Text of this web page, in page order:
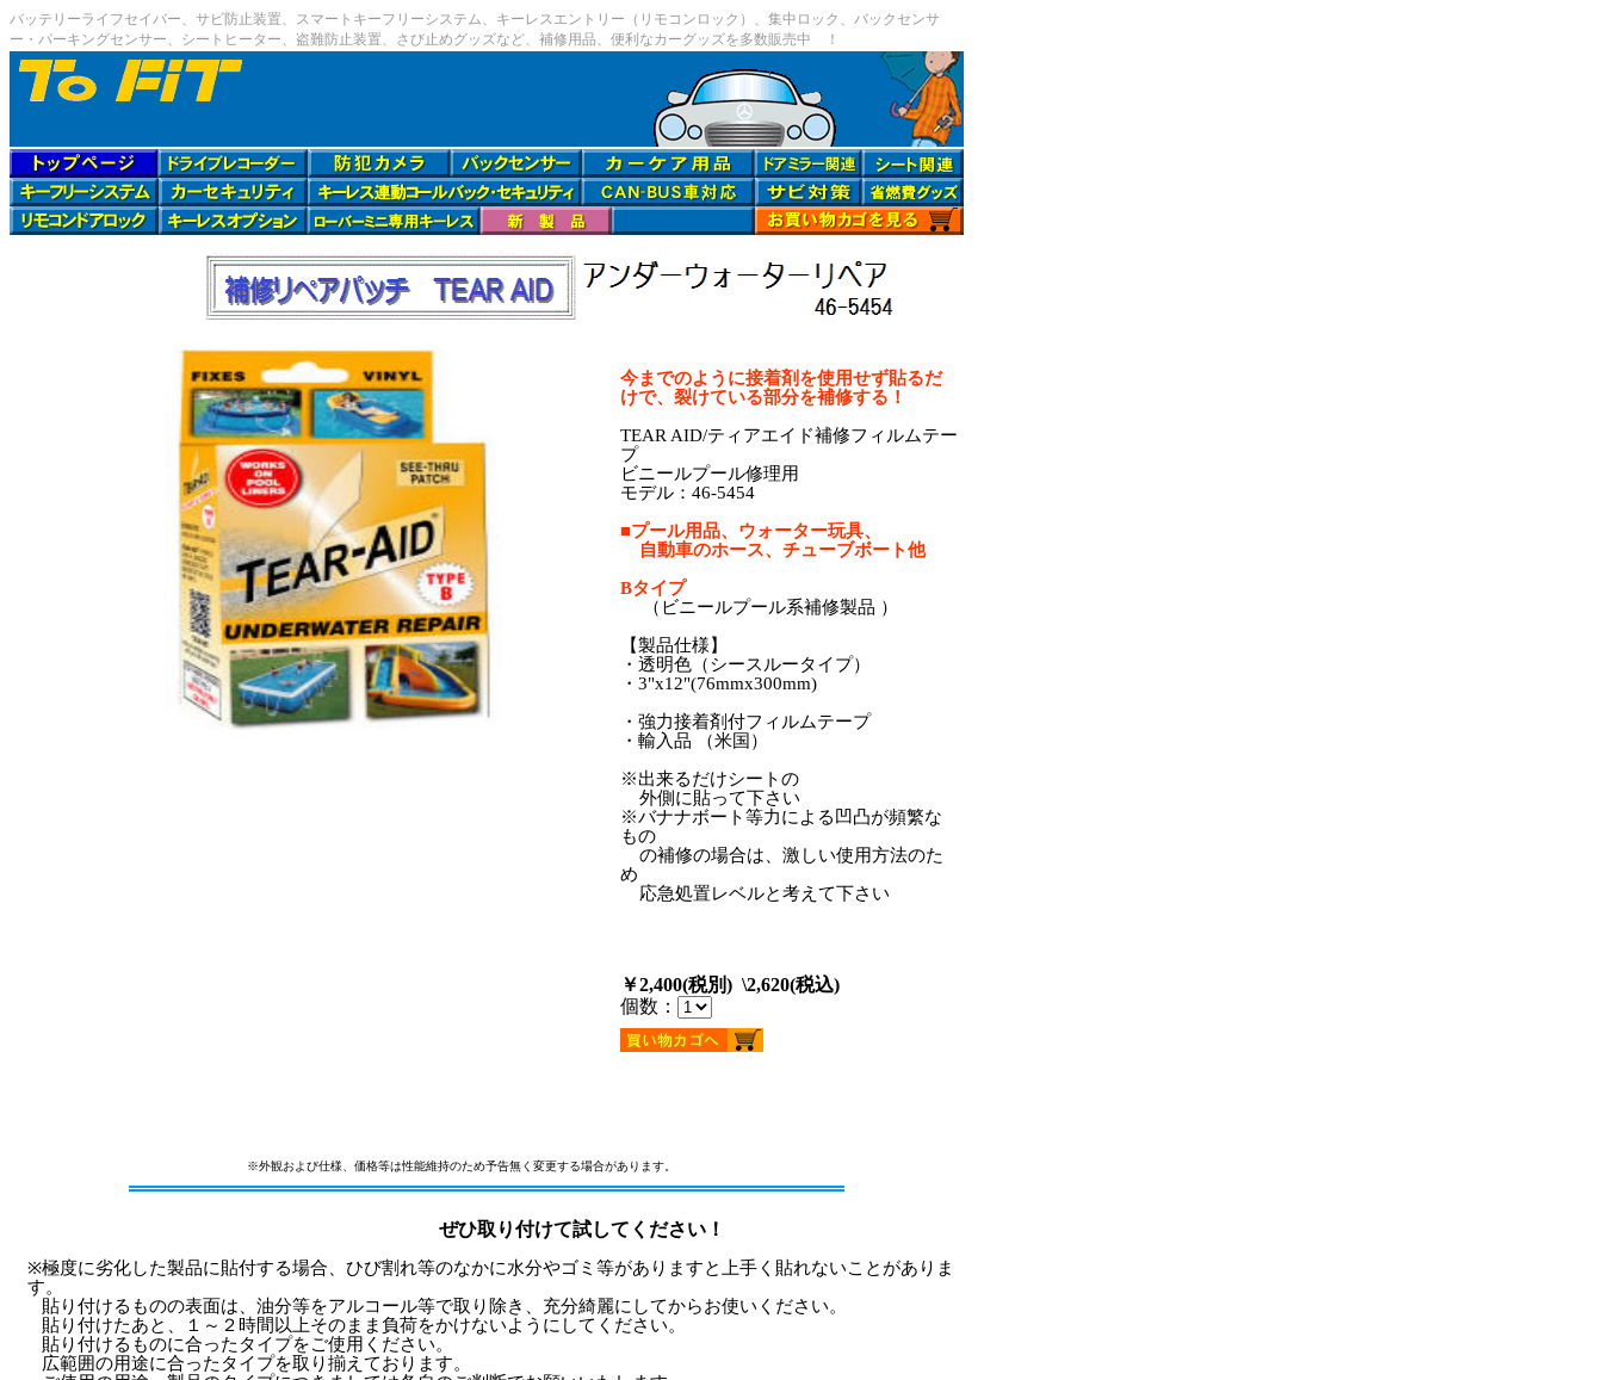
バッテリーライフセイバー、サビ防止装置、スマートキーフリーシステム、キーレスエントリー（リモコンロック）、集中ロック、バックセンサ
ー・パーキングセンサー、シートヒーター、盗難防止装置、さび止めグッズなど、補修用品、便利なカーグッズを多数販売中 ！
今までのように接着剤を使用せず貼るだ
けで、裂けている部分を補修する！
TEAR AID/ティアエイド補修フィルムテー
プ
ビニールプール修理用
モデル：46-5454
■プール用品、ウォーター玩具、
自動車のホース、チューブボート他
Bタイプ
（ビニールプール系補修製品 ）
【製品仕様】
・透明色（シースルータイプ）
・3"x12"(76mmx300mm)
・強力接着剤付フィルムテープ
・輸入品 （米国）
※出来るだけシートの
外側に貼って下さい
※バナナボート等力による凹凸が頻繁な
もの
の補修の場合は、激しい使用方法のた
め
応急処置レベルと考えて下さい
￥2,400(税別) \2,620(税込)
個数：
※外観および仕様、価格等は性能維持のため予告無く変更する場合があります。
ぜひ取り付けて試してください！
※極度に劣化した製品に貼付する場合、ひび割れ等のなかに水分やゴミ等がありますと上手く貼れないことがありま
す。
貼り付けるものの表面は、油分等をアルコール等で取り除き、充分綺麗にしてからお使いください。
貼り付けたあと、１～２時間以上そのまま負荷をかけないようにしてください。
貼り付けるものに合ったタイプをご使用ください。
広範囲の用途に合ったタイプを取り揃えております。